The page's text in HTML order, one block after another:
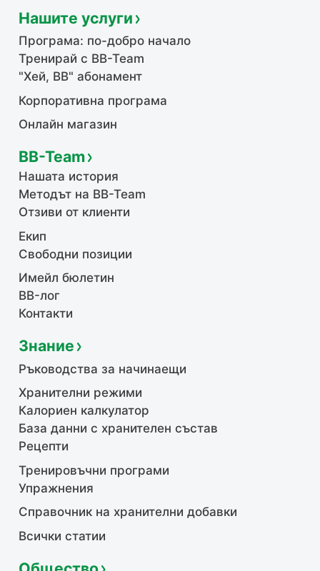
Нашите услуги
Програма: по-добро начало
Тренирай с BB-Team
"Хей, ВВ" абонамент
Корпоративна програма
Онлайн магазин
BB-Team
Нашата история
Методът на BB-Team
Отзиви от клиенти
Екип
Свободни позиции
Имейл бюлетин
BB-лог
Контакти
Знание
Ръководства за начинаещи
Хранителни режими
Калориен калкулатор
База данни с хранителен състав
Рецепти
Тренировъчни програми
Упражнения
Справочник на хранителни добавки
Всички статии